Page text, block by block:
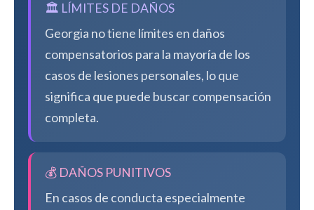
🏛️ LÍMITES DE DAÑOS
Georgia no tiene límites en daños
compensatorios para la mayoría de los
casos de lesiones personales, lo que
significa que puede buscar compensación
completa.
💰 DAÑOS PUNITIVOS
En casos de conducta especialmente